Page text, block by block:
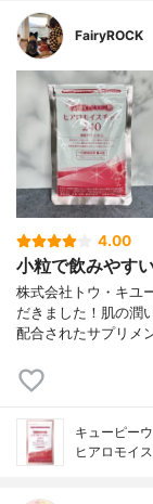
FairyROCK
4.00
小粒で飲みやす
株式会社トウ・キユ
だきました！肌の潤
配合されたサプリメ
キューピー
ヒアロモイ